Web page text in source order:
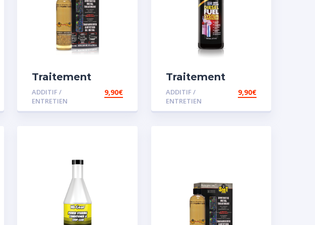
Traitement
carburant
spécial essence
ADDITIF /
ENTRETIEN
9,90€
Traitement
carburant
spécial diesel
ADDITIF /
ENTRETIEN
9,90€